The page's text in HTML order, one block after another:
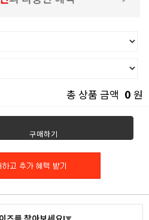
총 상품 금액 0 원
구매하기
▼